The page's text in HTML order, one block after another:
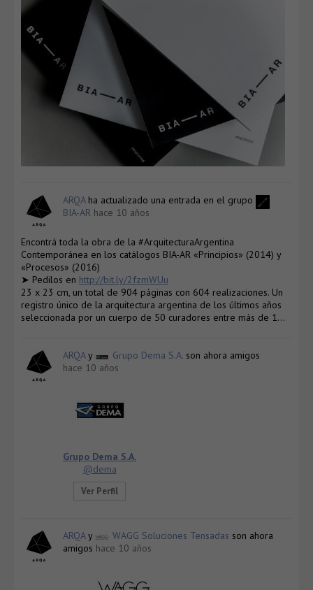
ARQAha actualizado una entrada en el grupo
BIA-AR hace 10 años
Encontrá toda la obra de la #ArquitecturaArgentina
Contemporánea en los catálogos BIA-AR «Principios» (2014) y
«Procesos» (2016)
➤ Pedilos en http://bit.ly/2fzmWUu
23 x 23 cm, un total de 904 páginas con 604 realizaciones. Un
registro único de la arquitectura argentina de los últimos años
seleccionada por un cuerpo de 50 curadores entre más de 1…
ARQAy Grupo Dema S.A. son ahora amigos
hace 10 años
Grupo Dema S.A.
@dema
Ver Perfil
ARQAy WAGG Soluciones Tensadas son ahora
amigos hace 10 años